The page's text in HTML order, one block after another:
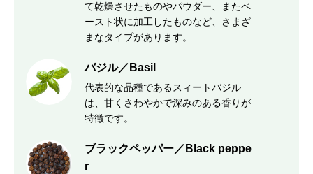
て乾燥させたものやパウダー、またペ
ースト状に加工したものなど、さまざ
まなタイプがあります。
バジル／Basil
代表的な品種であるスィートバジル
は、甘くさわやかで深みのある香りが
特徴です。
ブラックペッパー／Black peppe
r